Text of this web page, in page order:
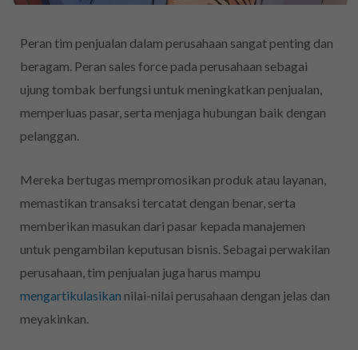
Peran tim penjualan dalam perusahaan sangat penting dan
beragam. Peran sales force pada perusahaan sebagai
ujung tombak berfungsi untuk meningkatkan penjualan,
memperluas pasar, serta menjaga hubungan baik dengan
pelanggan.
Mereka bertugas mempromosikan produk atau layanan,
memastikan transaksi tercatat dengan benar, serta
memberikan masukan dari pasar kepada manajemen
untuk pengambilan keputusan bisnis. Sebagai perwakilan
perusahaan, tim penjualan juga harus mampu
mengartikulasikan nilai-nilai perusahaan dengan jelas dan
meyakinkan.